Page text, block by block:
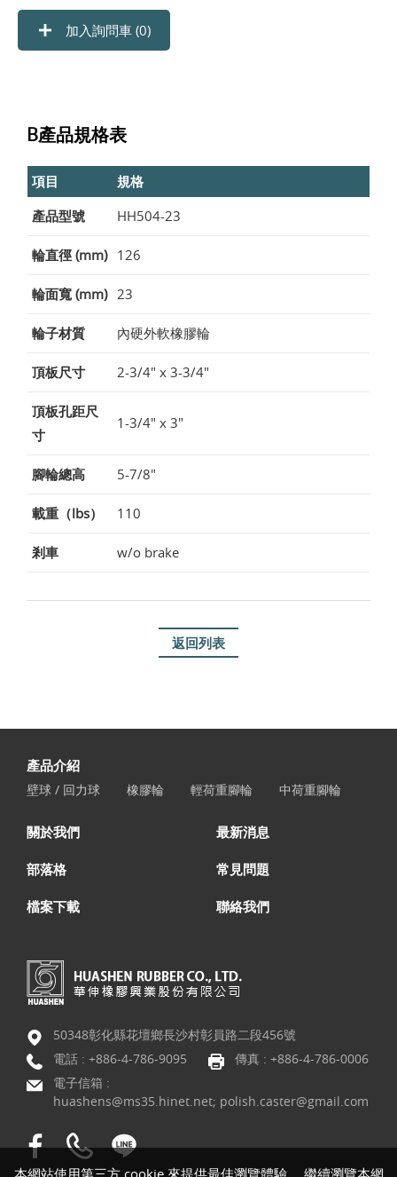
加入詢問車 (0)
B產品規格表
項目
規格
產品型號
HH504-23
輪直徑 (mm) 126
輪面寬 (mm) 23
輪子材質 內硬外軟橡膠輪
頂板尺寸 2-3/4" x 3-3/4"
頂板孔距尺
寸
1-3/4" x 3"
腳輪總高 5-7/8"
載重（lbs） 110
剎車 w/o brake
返回列表
本網站使用第三方 cookie 來提供最佳瀏覽體驗。 繼續瀏覽本網
產品介紹
壁球 / 回力球 橡膠輪 輕荷重腳輪 中荷重腳輪
關於我們 最新消息
部落格 常見問題
檔案下載 聯絡我們
50348彰化縣花壇鄉長沙村彰員路二段456號
電話 : +886-4-786-9095
傳真 : +886-4-786-0006
電子信箱 :
huashens@ms35.hinet.net; polish.caster@gmail.com